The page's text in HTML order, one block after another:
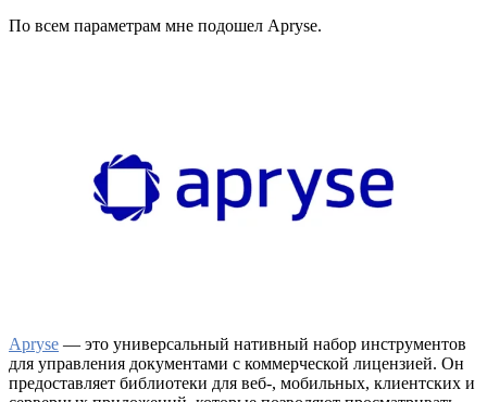
По всем параметрам мне подошел Apryse.
Apryse — это универсальный нативный набор инструментов
для управления документами с коммерческой лицензией. Он
предоставляет библиотеки для веб-, мобильных, клиентских и